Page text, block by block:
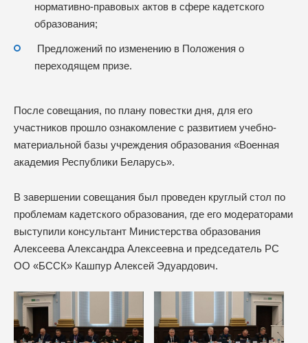
нормативно-правовых актов в сфере кадетского
образования;
Предложений по изменению в Положения о
переходящем призе.
После совещания, по плану повестки дня, для его
участников прошло ознакомление с развитием учебно-
материальной базы учреждения образования «Военная
академия Республики Беларусь».
В завершении совещания был проведен круглый стол по
проблемам кадетского образования, где его модераторами
выступили консультант Министерства образования
Алексеева Александра Алексеевна и председатель РС
ОО «БССК» Кашпур Алексей Эдуардович.